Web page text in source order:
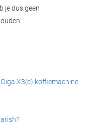
je dus geen
X3(c) koffiemachine